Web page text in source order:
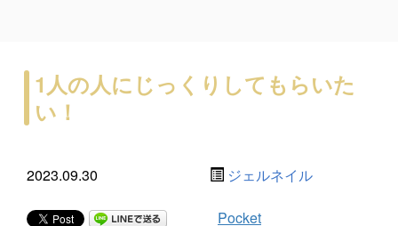
1人の人にじっくりしてもらいた
い！
2023.09.30 ジェルネイル
Pocket